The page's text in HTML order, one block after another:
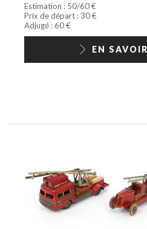
Estimation : 50/60 €
Prix de départ : 30 €
Adjugé : 60 €
EN